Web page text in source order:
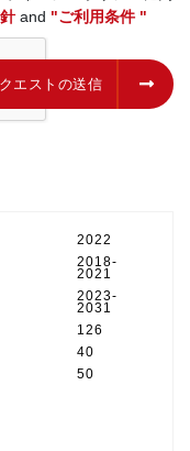
and "ご利用条件 "
エストの送信
2022
2018-
2021
2023-
2031
126
40
50